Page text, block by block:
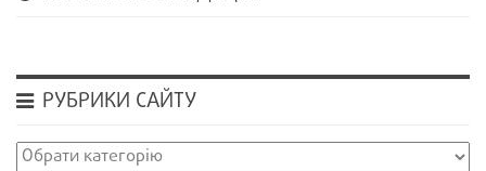
РУБРИКИ САЙТУ
Рубрики